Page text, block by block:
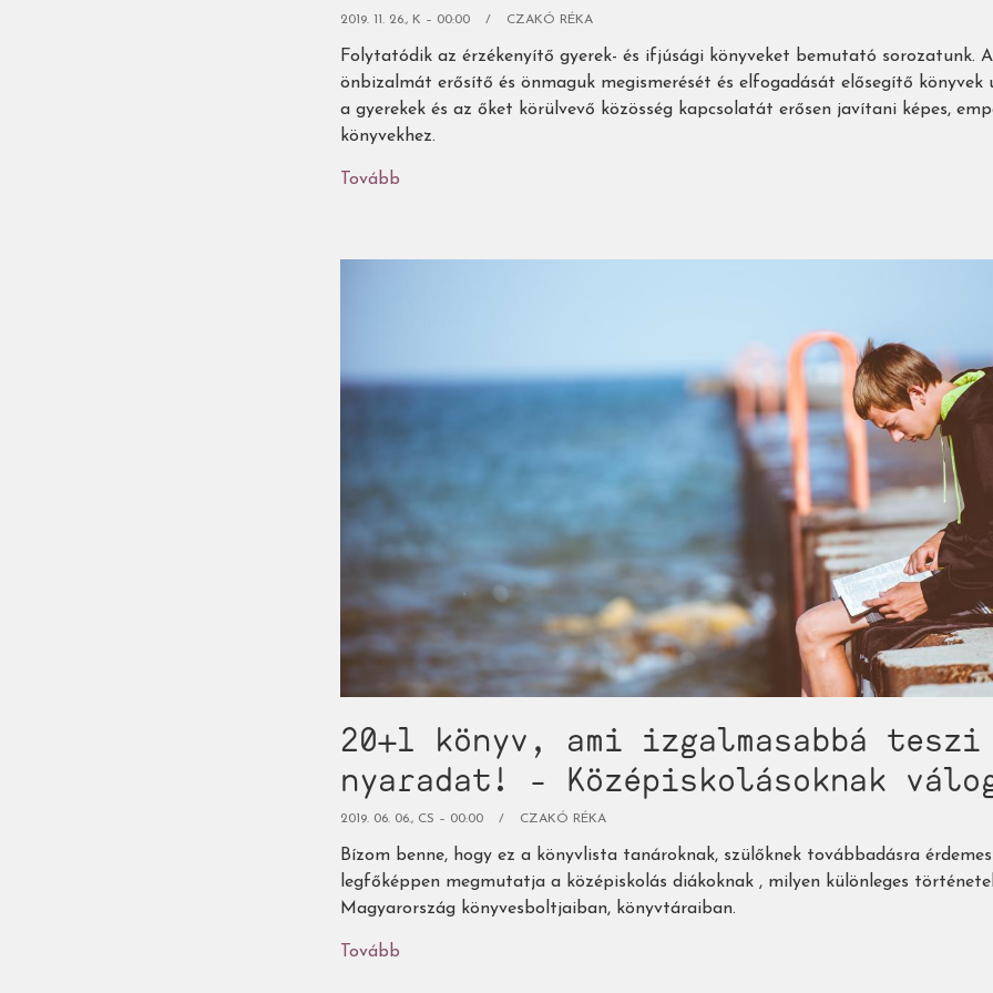
2019. 11. 26., K – 00:00 CZAKÓ RÉKA
Folytatódik az érzékenyítő gyerek- és ifjúsági könyveket bemutató sorozatunk.
önbizalmát erősítő és önmaguk megismerését és elfogadását elősegítő könyvek
a gyerekek és az őket körülvevő közösség kapcsolatát erősen javítani képes,
könyvekhez.
Tovább
3.
20+1 könyv, ami izgalmasabbá teszi
nyaradat! - Középiskolásoknak
2019. 06. 06., CS – 00:00 CZAKÓ RÉKA
Bízom benne, hogy ez a könyvlista tanároknak, szülőknek továbbadásra érdemes
legfőképpen megmutatja a középiskolás diákoknak , milyen különleges
Magyarország könyvesboltjaiban, könyvtáraiban.
Tovább